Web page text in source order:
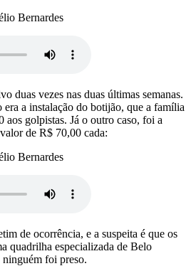
Bernardes
duas vezes nas duas últimas semanas.
era a instalação do botijão, que a família
golpistas. Já o outro caso, foi a
de R$ 70,00 cada:
Bernardes
de ocorrência, e a suspeita é que os
quadrilha especializada de Belo
foi preso.